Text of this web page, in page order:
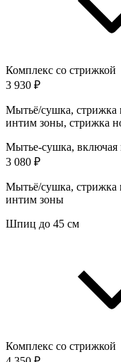
Комплекс со стрижкой
3 930 ₽
Мытьё/сушка, стрижка
интим зоны, стрижка
Мытье-сушка, включая
3 080 ₽
Мытьё/сушка, стрижка
интим зоны
Шпиц до 45 см
Комплекс со стрижкой